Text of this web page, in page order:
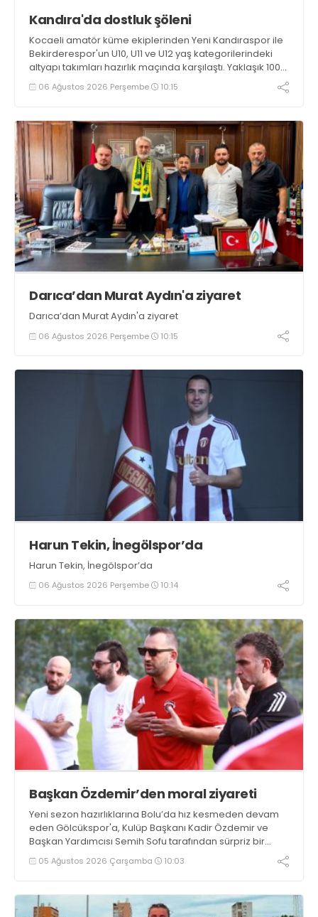
Kandıra'da dostluk şöleni
Kocaeli amatör küme ekiplerinden Yeni Kandıraspor ile
Bekirderespor'un U10, U11 ve U12 yaş kategorilerindeki
altyapı takımları hazırlık maçında karşılaştı. Yaklaşık 100
genç futbolcunun ter döktüğü maçların ardından
sporculara Kandıra'nın yöresel lezzeti mancarlı pide ve
06 Ağustos 2026 Perşembe 10:15
Darıca’dan Murat Aydın'a ziyaret
Darıca’dan Murat Aydın'a ziyaret
06 Ağustos 2026 Perşembe 10:15
Harun Tekin, İnegölspor’da
Harun Tekin, İnegölspor’da
06 Ağustos 2026 Perşembe 10:14
Başkan Özdemir’den moral ziyareti
Yeni sezon hazırlıklarına Bolu’da hız kesmeden devam
eden Gölcükspor'a, Kulüp Başkanı Kadir Özdemir ve
Başkan Yardımcısı Semih Sofu tarafından sürpriz bir
moral ziyareti gerçekleştirildi
05 Ağustos 2026 Çarşamba 10:03